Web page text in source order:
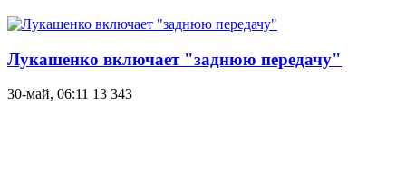
Лукашенко включает "заднюю передачу"
30-май, 06:11 13 343